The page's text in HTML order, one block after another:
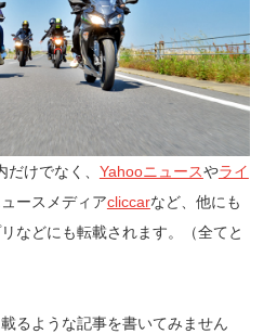
けでなく、 Yahooニュースやライ
ュースメディアcliccarなど、他にも
などにも転載されます。（全てと
るような記事を書いてみません